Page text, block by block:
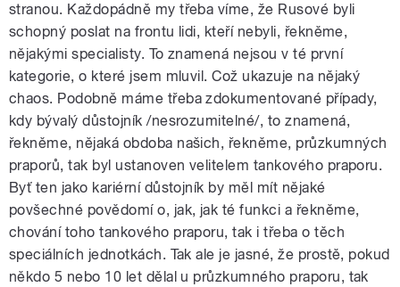
stranou. Každopádně my třeba víme, že Rusové byli
schopný poslat na frontu lidi, kteří nebyli, řekněme,
nějakými specialisty. To znamená nejsou v té první
kategorie, o které jsem mluvil. Což ukazuje na nějaký
chaos. Podobně máme třeba zdokumentované případy,
kdy bývalý důstojník /nesrozumitelné/, to znamená,
řekněme, nějaká obdoba našich, řekněme, průzkumných
praporů, tak byl ustanoven velitelem tankového praporu.
Byť ten jako kariérní důstojník by měl mít nějaké
povšechné povědomí o, jak, jak té funkci a řekněme,
chování toho tankového praporu, tak i třeba o těch
speciálních jednotkách. Tak ale je jasné, že prostě, pokud
někdo 5 nebo 10 let dělal u průzkumného praporu, tak